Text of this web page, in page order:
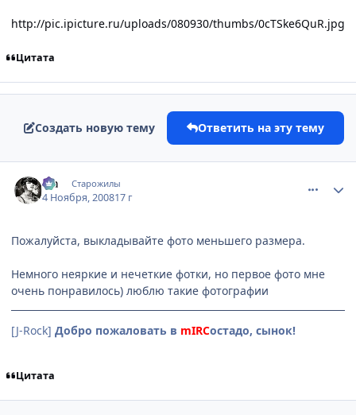
http://pic.ipicture.ru/uploads/080930/thumbs/0cTSke6QuR.jpg
Цитата
Создать новую тему Ответить на эту тему
Lia Старожилы
4 Ноября, 200817 г
Пожалуйста, выкладывайте фото меньшего размера.
Немного неяркие и нечеткие фотки, но первое фото мне
очень понравилось) люблю такие фотографии
[J-Rock] Добро пожаловать в mIRCостадо, сынок!
Цитата